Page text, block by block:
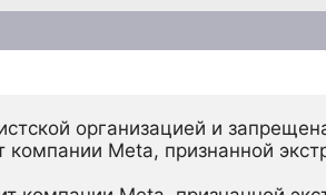
организацией и
Meta, признанной